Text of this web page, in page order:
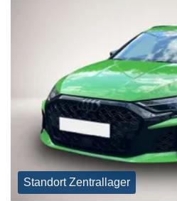
Standort Zentrallager